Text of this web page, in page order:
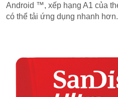
Android ™, xếp hạng A1 của
có thể tải ứng dụng nhanh hơn.